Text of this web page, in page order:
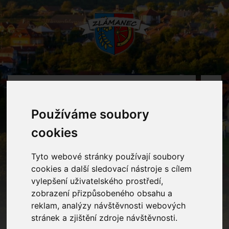
Používáme soubory
cookies
Tyto webové stránky používají soubory
cookies a další sledovací nástroje s cílem
vylepšení uživatelského prostředí,
zobrazení přizpůsobeného obsahu a
reklam, analýzy návštěvnosti webových
stránek a zjištění zdroje návštěvnosti.
Oznámení
Home Oznámení Vánoční fotografování 2025
Vánoční fotografování 2025
V ÚT 4. 11. 2025 přijede do MŠ paní fotografka